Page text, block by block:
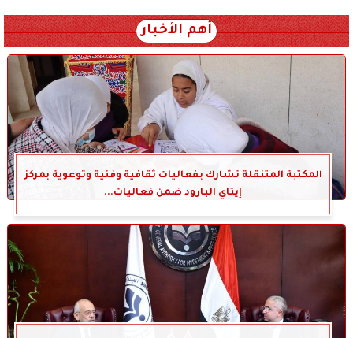
أهم الأخبار
المكتبة المتنقلة تشارك بفعاليات ثقافية وفنية وتوعوية بمركز
إيتاي البارود ضمن فعاليات...